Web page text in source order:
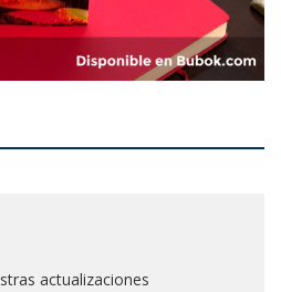
actualizaciones